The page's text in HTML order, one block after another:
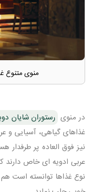
منوی متنوع
در منوی رستوران شایان
غذاهای گیاهی، آسیایی
نیز فوق العاده پر طرفدار
عربی ادویه ای خاص دارند
نوع غذاها توانسته است